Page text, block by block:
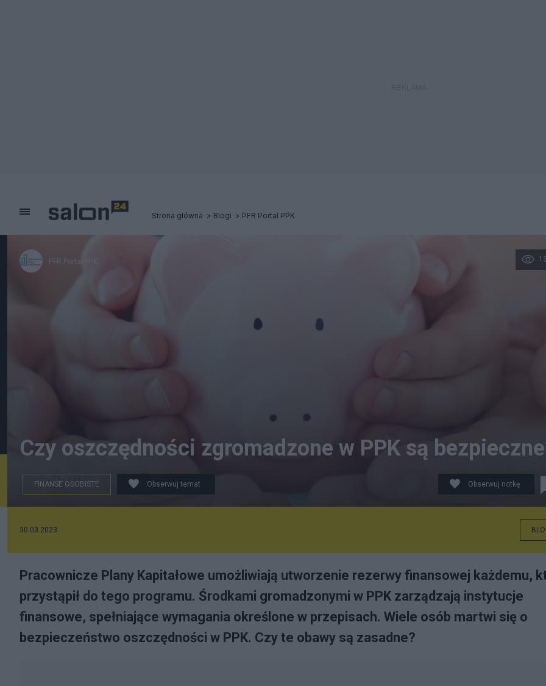
Strona główna Blogi PFR Portal PPK
PFR Portal PPK
Czy oszczędności zgromadzone w PPK są
FINANSE OSOBISTE Obserwuj temat Obserwuj notkę
30.03.2023
Pracownicze Plany Kapitałowe umożliwiają utworzenie rezerwy finansowej każdemu,
przystąpił do tego programu. Środkami gromadzonymi w PPK zarządzają instytucje
finansowe, spełniające wymagania określone w przepisach. Wiele osób martwi się o
bezpieczeństwo oszczędności w PPK. Czy te obawy są zasadne?